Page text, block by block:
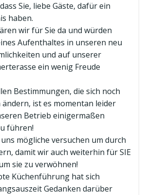
Sie, liebe Gäste, dafür ein
haben.
wir für Sie da und würden
Aufenthaltes in unseren neu
und auf unserer
ein wenig Freude
Bestimmungen, die sich noch
ist es momentan leider
Betrieb einigermaßen
führen!
mögliche versuchen um durch
damit wir auch weiterhin für SIE
sie zu verwöhnen!
Küchenführung hat sich
Gedanken darüber